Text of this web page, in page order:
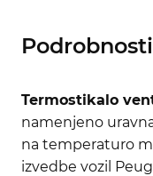
Podrobnosti
Termostikalo
namenjeno
na temperaturo
izvedbe vozil